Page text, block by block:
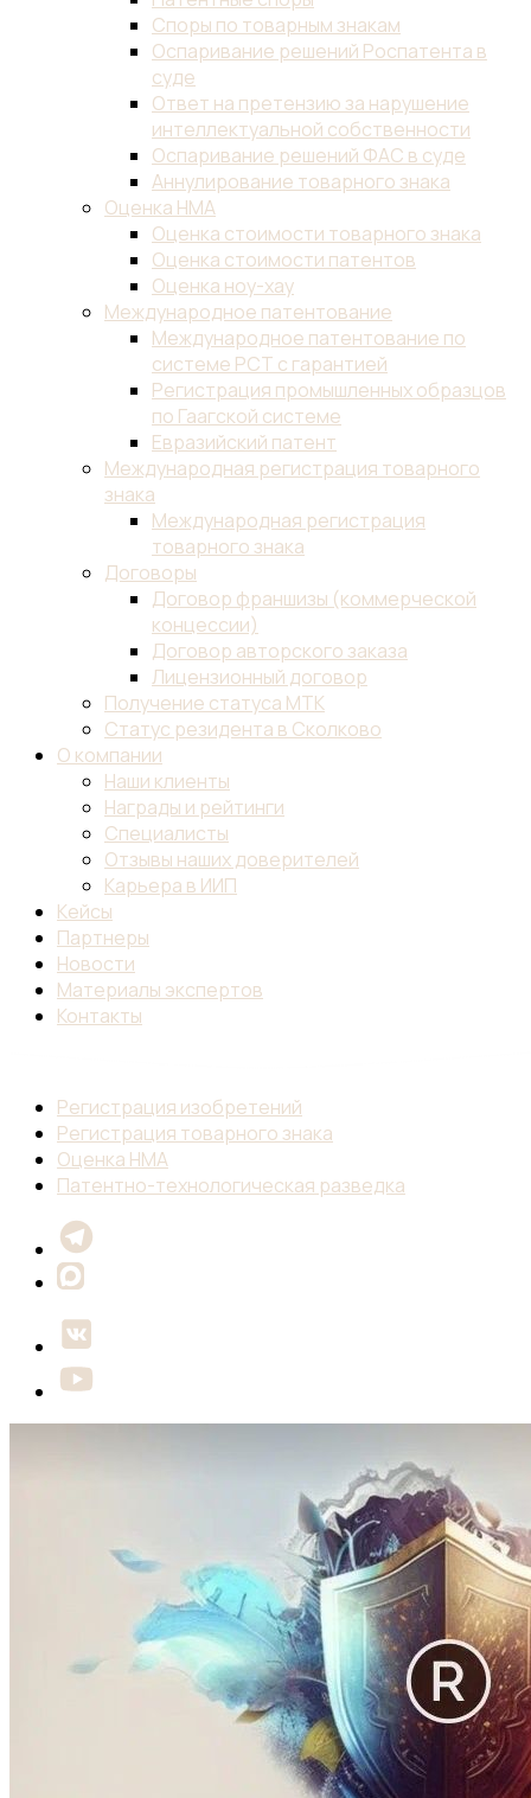
Споры по товарным знакам
Оспаривание решений Роспатента в
суде
Ответ на претензию за нарушение
интеллектуальной собственности
Оспаривание решений ФАС в суде
Аннулирование товарного знака
Оценка НМА
Оценка стоимости товарного знака
Оценка стоимости патентов
Оценка ноу-хау
Международное патентование
Международное патентование по
системе PCT с гарантией
Регистрация промышленных образцов
по Гаагской системе
Евразийский патент
Международная регистрация товарного
знака
Международная регистрация
товарного знака
Договоры
Договор франшизы (коммерческой
концессии)
Договор авторского заказа
Лицензионный договор
Получение статуса МТК
Статус резидента в Сколково
О компании
Наши клиенты
Награды и рейтинги
Специалисты
Отзывы наших доверителей
Карьера в ИИП
Кейсы
Партнеры
Новости
Материалы экспертов
Контакты
Регистрация изобретений
Регистрация товарного знака
Оценка НМА
Патентно-технологическая разведка